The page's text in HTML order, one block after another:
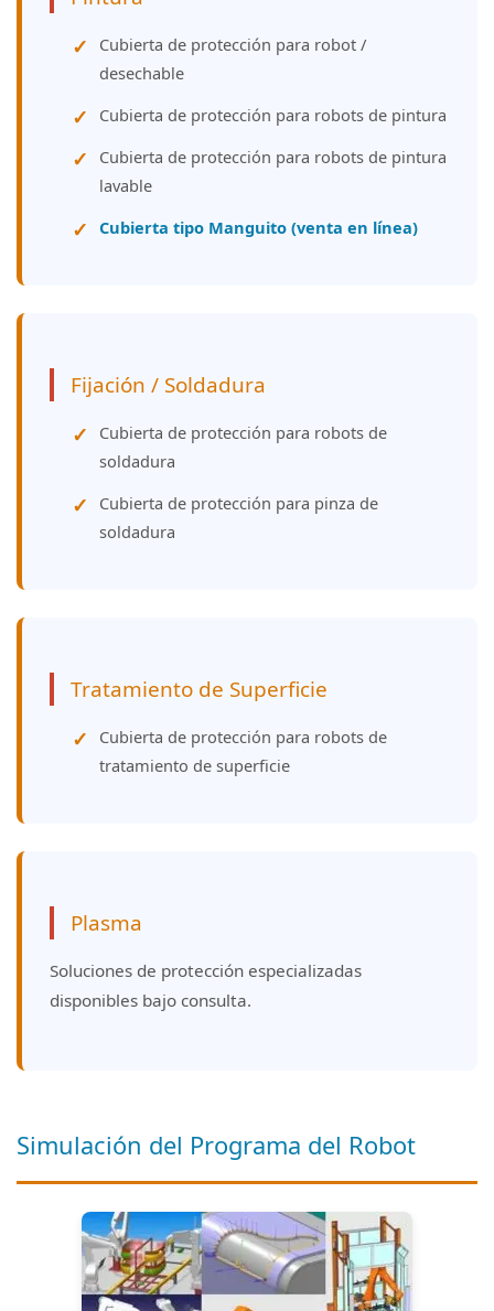
Cubierta de protección para robot /
desechable
Cubierta de protección para robots de pintura
Cubierta de protección para robots de pintura
lavable
Cubierta tipo Manguito (venta en línea)
Fijación / Soldadura
Cubierta de protección para robots de
soldadura
Cubierta de protección para pinza de
soldadura
Tratamiento de Superficie
Cubierta de protección para robots de
tratamiento de superficie
Plasma
Soluciones de protección especializadas
disponibles bajo consulta.
Simulación del Programa del Robot